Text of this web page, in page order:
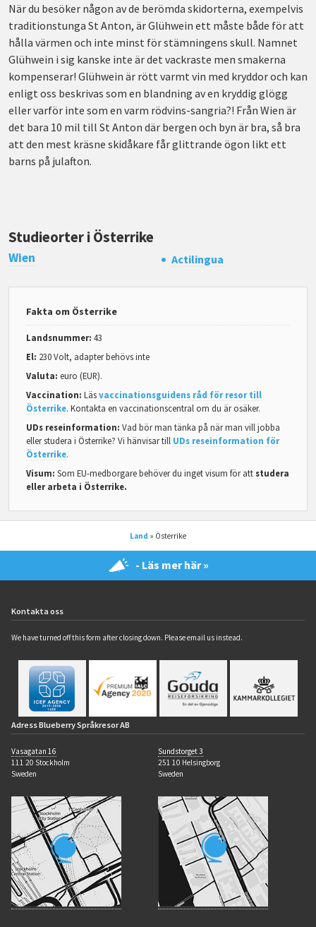
När du besöker någon av de berömda skidorterna, exempelvis
traditionstunga St Anton, är Glühwein ett måste både för att
hålla värmen och inte minst för stämningens skull. Namnet
Glühwein i sig kanske inte är det vackraste men smakerna
kompenserar! Glühwein är rött varmt vin med kryddor och kan
enligt oss beskrivas som en blandning av en kryddig glögg
eller varför inte som en varm rödvins-sangria?! Från Wien är
det bara 10 mil till St Anton där bergen och byn är bra, så bra
att den mest kräsne skidåkare får glittrande ögon likt ett
barns på julafton.
Studieorter i Österrike
Wien Actilingua
Fakta om Österrike
Landsnummer: 43
El: 230 Volt, adapter behövs inte
Valuta: euro (EUR).
Vaccination: Läsvaccinationsguidens råd för resor till
Österrike. Kontakta en vaccinationscentral om du är osäker.
UDs reseinformation: Vad bör man tänka på när man vill jobba
eller studera i Österrike? Vi hänvisar till UDs reseinformation för
Österrike.
Visum: Som EU-medborgare behöver du inget visum för att studera
eller arbeta i Österrike.
Land » Österrike
- Läs mer här »
Kontakta oss
We have turned off this form after closing down. Please email us instead.
Adress Blueberry Språkresor AB
Vasagatan 16
111 20 Stockholm
Sweden
Sundstorget 3
251 10 Helsingborg
Sweden